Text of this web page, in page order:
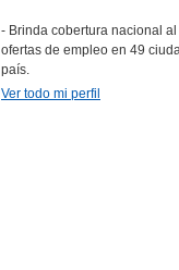
- Brinda cobertura nacional al
ofertas de empleo en 49
país.
Ver todo mi perfil